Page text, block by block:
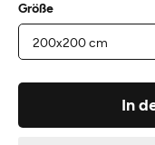
Größe
In